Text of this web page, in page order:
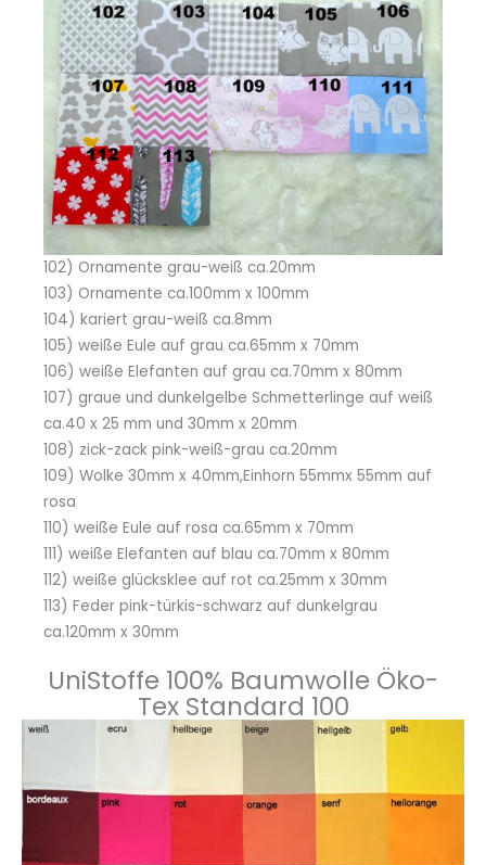
102) Ornamente grau-weiß ca.20mm
103) Ornamente ca.100mm x 100mm
104) kariert grau-weiß ca.8mm
105) weiße Eule auf grau ca.65mm x 70mm
106) weiße Elefanten auf grau ca.70mm x 80mm
107) graue und dunkelgelbe Schmetterlinge auf weiß
ca.40 x 25 mm und 30mm x 20mm
108) zick-zack pink-weiß-grau ca.20mm
109) Wolke 30mm x 40mm,Einhorn 55mmx 55mm auf
rosa
110) weiße Eule auf rosa ca.65mm x 70mm
111) weiße Elefanten auf blau ca.70mm x 80mm
112) weiße glücksklee auf rot ca.25mm x 30mm
113) Feder pink-türkis-schwarz auf dunkelgrau
ca.120mm x 30mm
UniStoffe 100% Baumwolle Öko-
Tex Standard 100